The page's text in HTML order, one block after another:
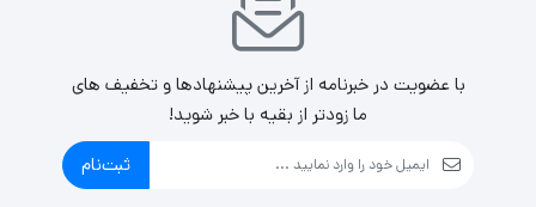
با عضویت در خبرنامه از آخرین پیشنهادها و تخفیف های
ما زودتر از بقیه با خبر شوید!
ثبت‌نام